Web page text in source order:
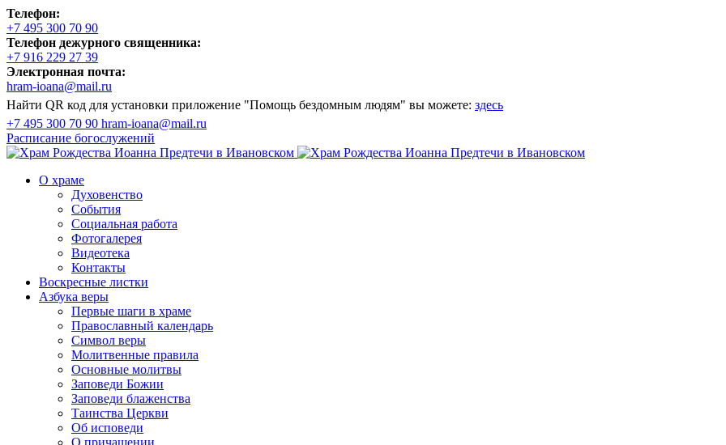
Телефон:
+7 495 300 70 90
Телефон дежурного священника:
+7 916 229 27 39
Электронная почта:
hram-ioana@mail.ru
Найти QR код для установки приложение "Помощь бездомным людям" вы можете: здесь
+7 495 300 70 90 hram-ioana@mail.ru
Расписание богослужений
О храме
Духовенство
События
Социальная работа
Фотогалерея
Видеотека
Контакты
Воскресные листки
Азбука веры
Первые шаги в храме
Православный календарь
Символ веры
Молитвенные правила
Основные молитвы
Заповеди Божии
Заповеди блаженства
Таинства Церкви
Об исповеди
О причащении